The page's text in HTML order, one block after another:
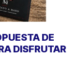
DE
DISFRUTAR